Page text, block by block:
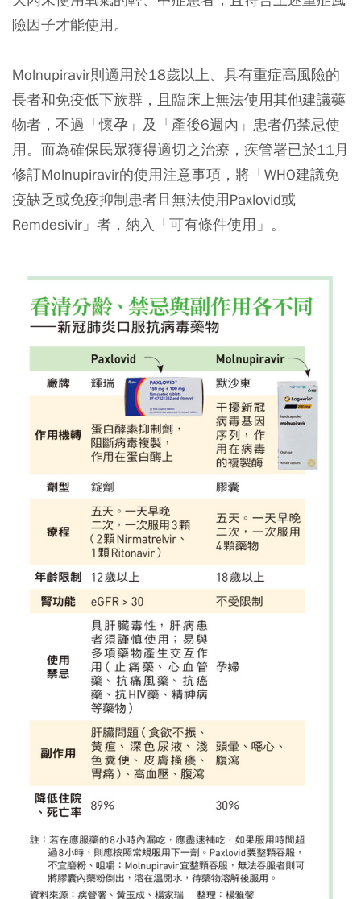
險因子才能使用。
Molnupiravir則適用於18歲以上、具有重症高風險的
長者和免疫低下族群，且臨床上無法使用其他建議藥
物者，不過「懷孕」及「產後6週內」患者仍禁忌使
用。而為確保民眾獲得適切之治療，疾管署已於11月
修訂Molnupiravir的使用注意事項，將「WHO建議免
疫缺乏或免疫抑制患者且無法使用Paxlovid或
Remdesivir」者，納入「可有條件使用」。